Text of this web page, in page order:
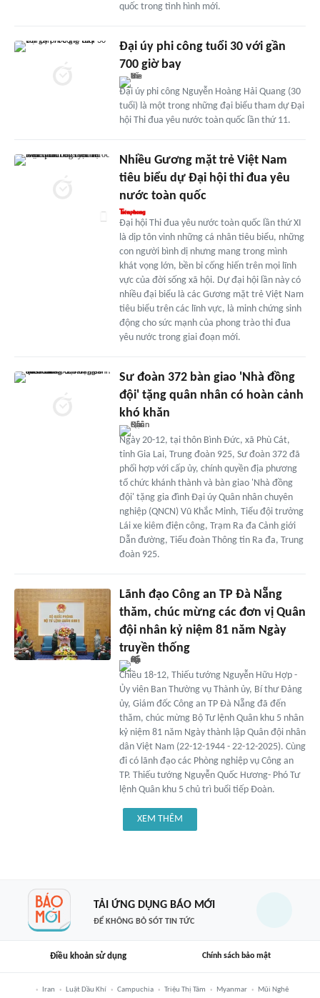
quốc trong tình hình mới.
Đại úy phi công tuổi 30 với gần
700 giờ bay
Đại úy phi công Nguyễn Hoàng Hải Quang (30
tuổi) là một trong những đại biểu tham dự Đại
hội Thi đua yêu nước toàn quốc lần thứ 11.
Nhiều Gương mặt trẻ Việt Nam
tiêu biểu dự Đại hội thi đua yêu
nước toàn quốc
Đại hội Thi đua yêu nước toàn quốc lần thứ XI
là dịp tôn vinh những cá nhân tiêu biểu, những
con người bình dị nhưng mang trong mình
khát vọng lớn, bền bỉ cống hiến trên mọi lĩnh
vực của đời sống xã hội. Dự đại hội lần này có
nhiều đại biểu là các Gương mặt trẻ Việt Nam
tiêu biểu trên các lĩnh vực, là minh chứng sinh
động cho sức mạnh của phong trào thi đua
yêu nước trong giai đoạn mới.
Sư đoàn 372 bàn giao 'Nhà đồng
đội' tặng quân nhân có hoàn cảnh
khó khăn
Ngày 20-12, tại thôn Bình Đức, xã Phù Cát,
tỉnh Gia Lai, Trung đoàn 925, Sư đoàn 372 đã
phối hợp với cấp ủy, chính quyền địa phương
tổ chức khánh thành và bàn giao 'Nhà đồng
đội' tặng gia đình Đại úy Quân nhân chuyên
nghiệp (QNCN) Vũ Khắc Minh, Tiểu đội trưởng
Lái xe kiêm điện công, Trạm Ra đa Cảnh giới
Dẫn đường, Tiểu đoàn Thông tin Ra đa, Trung
đoàn 925.
Lãnh đạo Công an TP Đà Nẵng
thăm, chúc mừng các đơn vị Quân
đội nhân kỷ niệm 81 năm Ngày
truyền thống
Chiều 18-12, Thiếu tướng Nguyễn Hữu Hợp -
Ủy viên Ban Thường vụ Thành ủy, Bí thư Đảng
ủy, Giám đốc Công an TP Đà Nẵng đã đến
thăm, chúc mừng Bộ Tư lệnh Quân khu 5 nhân
kỷ niệm 81 năm Ngày thành lập Quân đội nhân
dân Việt Nam (22-12-1944 - 22-12-2025). Cùng
đi có lãnh đạo các Phòng nghiệp vụ Công an
TP. Thiếu tướng Nguyễn Quốc Hương- Phó Tư
lệnh Quân khu 5 chủ trì buổi tiếp Đoàn.
XEM THÊM
TẢI ỨNG DỤNG BÁO MỚI
ĐỂ KHÔNG BỎ SÓT TIN TỨC
Điều khoản sử dụng Chính sách bảo mật
Iran Luật Dầu Khí Campuchia Triệu Thị Tâm Myanmar Mũi Nghê